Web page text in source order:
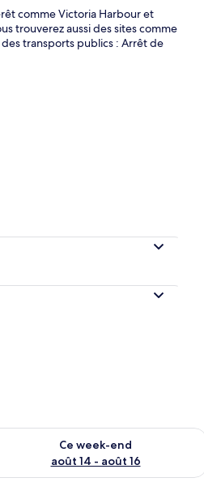
comme Victoria Harbour et
trouverez aussi des sites comme
transports publics : Arrêt de
- août 11
Ce week-end
août 14 - août 16
la disponibilité pour ce week-